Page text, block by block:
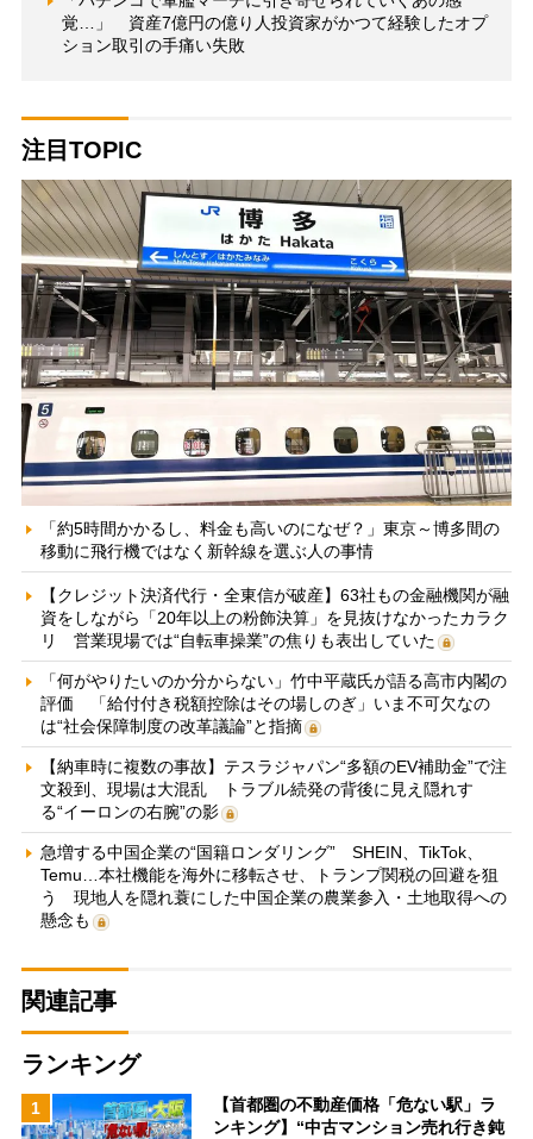
覚…」 資産7億円の億り人投資家がかつて経験したオプ
ション取引の手痛い失敗
注目TOPIC
「約5時間かかるし、料金も高いのになぜ？」東京～博多間の
移動に飛行機ではなく新幹線を選ぶ人の事情
【クレジット決済代行・全東信が破産】63社もの金融機関が融
資をしながら「20年以上の粉飾決算」を見抜けなかったカラク
リ 営業現場では“自転車操業”の焦りも表出していた
「何がやりたいのか分からない」竹中平蔵氏が語る高市内閣の
評価 「給付付き税額控除はその場しのぎ」いま不可欠なの
は“社会保障制度の改革議論”と指摘
【納車時に複数の事故】テスラジャパン“多額のEV補助金”で注
文殺到、現場は大混乱 トラブル続発の背後に見え隠れす
る“イーロンの右腕”の影
急増する中国企業の“国籍ロンダリング” SHEIN、TikTok、
Temu…本社機能を海外に移転させ、トランプ関税の回避を狙
う 現地人を隠れ蓑にした中国企業の農業参入・土地取得への
懸念も
関連記事
ランキング
1
【首都圏の不動産価格「危ない駅」ラ
ンキング】“中古マンション売れ行き鈍